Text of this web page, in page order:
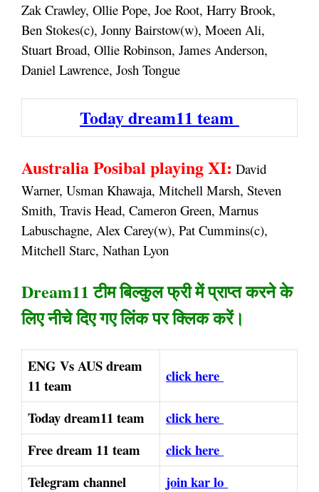
Zak Crawley, Ollie Pope, Joe Root, Harry Brook,
Ben Stokes(c), Jonny Bairstow(w), Moeen Ali,
Stuart Broad, Ollie Robinson, James Anderson,
Daniel Lawrence, Josh Tongue
Today dream11 team
Australia Posibal playing XI: David
Warner, Usman Khawaja, Mitchell Marsh, Steven
Smith, Travis Head, Cameron Green, Marnus
Labuschagne, Alex Carey(w), Pat Cummins(c),
Mitchell Starc, Nathan Lyon
Dream11 टीम बिल्कुल फ्री में प्राप्त करने के
लिए नीचे दिए गए लिंक पर क्लिक करें।
ENG Vs AUS dream
11 team
click here
Today dream11 team
click here
Free dream 11 team
click here
Telegram channel
join kar lo